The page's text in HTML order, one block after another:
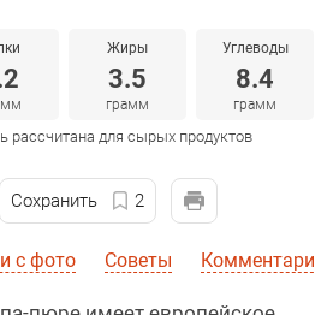
Жиры
3.5
грамм
Углеводы
8.4
грамм
рассчитана для сырых продуктов
Сохранить 2
с фото Советы Комментарии